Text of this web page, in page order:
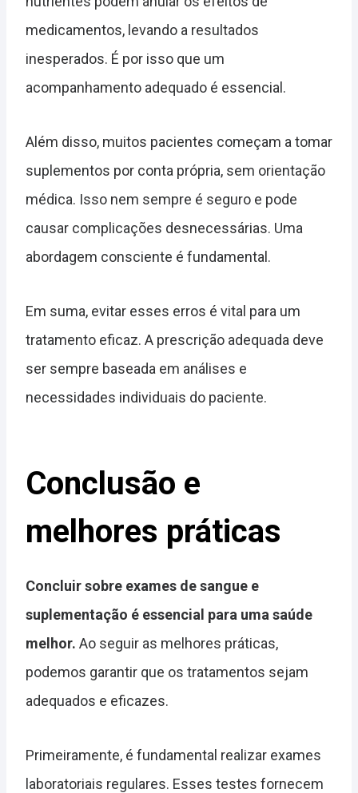
medicamentos, levando a resultados
inesperados. É por isso que um
acompanhamento adequado é essencial.
Além disso, muitos pacientes começam a tomar
suplementos por conta própria, sem orientação
médica. Isso nem sempre é seguro e pode
causar complicações desnecessárias. Uma
abordagem consciente é fundamental.
Em suma, evitar esses erros é vital para um
tratamento eficaz. A prescrição adequada deve
ser sempre baseada em análises e
necessidades individuais do paciente.
Conclusão e
melhores práticas
Concluir sobre exames de sangue e
suplementação é essencial para uma saúde
melhor. Ao seguir as melhores práticas,
podemos garantir que os tratamentos sejam
adequados e eficazes.
Primeiramente, é fundamental realizar exames
laboratoriais regulares. Esses testes fornecem